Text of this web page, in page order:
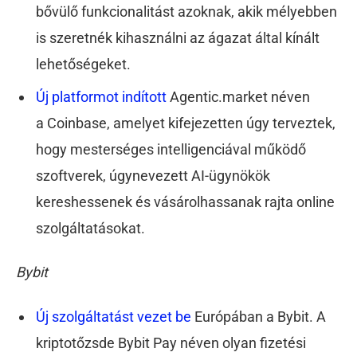
bővülő funkcionalitást azoknak, akik mélyebben
is szeretnék kihasználni az ágazat által kínált
lehetőségeket.
Új platformot indítottAgentic.market néven
a Coinbase, amelyet kifejezetten úgy terveztek,
hogy mesterséges intelligenciával működő
szoftverek, úgynevezett AI-ügynökök
kereshessenek és vásárolhassanak rajta online
szolgáltatásokat.
Bybit
Új szolgáltatást vezet be Európában a Bybit. A
kriptotőzsde Bybit Pay néven olyan fizetési